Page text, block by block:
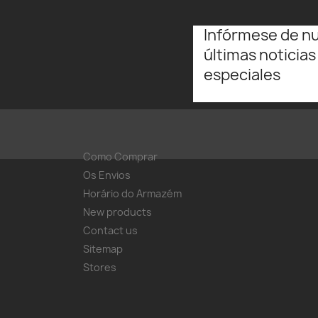
Infórmese de
últimas
especiales
Como Comprar
Os Envios
Horário do Armazém
New products
Contact us
Sitemap
Stores